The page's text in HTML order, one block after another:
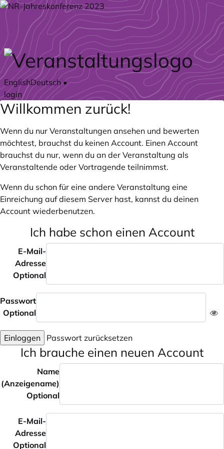
Zum Hauptteil springen
EnglishDeutsch•
login
Willkommen zurück!
Wenn du nur Veranstaltungen ansehen und bewerten
möchtest, brauchst du keinen Account. Einen Account
brauchst du nur, wenn du an der Veranstaltung als
Veranstaltende oder Vortragende teilnimmst.
Wenn du schon für eine andere Veranstaltung eine
Einreichung auf diesem Server hast, kannst du deinen
Account wiederbenutzen.
Ich habe schon einen Account
E-Mail-
Adresse
Optional
Passwort
Optional
Einloggen Passwort zurücksetzen
Ich brauche einen neuen Account
Name
(Anzeigename)
Optional
E-Mail-
Adresse
Optional